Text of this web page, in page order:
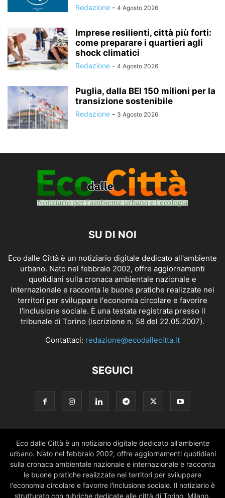
Redazione - 4 Agosto 2026
Imprese resilienti, città più forti:
come preparare i quartieri agli
shock climatici
Redazione - 4 Agosto 2026
Puglia, dalla BEI 150 milioni per la
transizione sostenibile
Redazione - 3 Agosto 2026
SU DI NOI
Eco dalle Città è un notiziario digitale dedicato all'ambiente
urbano. Nato nel febbraio 2002, offre aggiornamenti
quotidiani sulla cronaca ambientale nazionale e
internazionale e racconta le buone pratiche realizzate nei
territori per sviluppare l'economia circolare e favorire
l'inclusione sociale. È una testata registrata presso il
tribunale di Torino (iscrizione n. 58 del 22.05.2007).
Contattaci: redazione@ecodallecitta.it
SEGUICI
Eco dalle Città è un notiziario digitale dedicato all'ambiente
urbano. Nato nel febbraio 2002, offre aggiornamenti quotidiani
sulla cronaca ambientale nazionale e internazionale e racconta
le buone pratiche realizzate nei territori per sviluppare
l'economia circolare e favorire l'inclusione sociale. Il notiziario è
strutturato con rubriche dedicate alle città di Torino, Milano,